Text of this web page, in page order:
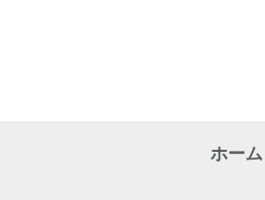
ホーム